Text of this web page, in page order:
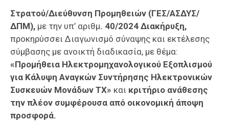
Στρατού/Διεύθυνση Προμηθειών (ΓΕΣ/ΑΣΔΥΣ/
ΔΠΜ), με την υπ’ αριθμ. 40/2024 Διακήρυξη,
προκηρύσσει Διαγωνισμό σύναψης και εκτέλεσης
σύμβασης με ανοικτή διαδικασία, με θέμα:
«Προμήθεια Ηλεκτρομηχανολογικού Εξοπλισμού
για Κάλυψη Αναγκών Συντήρησης Ηλεκτρονικών
Συσκευών Μονάδων ΤΧ» και κριτήριο ανάθεσης
την πλέον συμφέρουσα από οικονομική άποψη
προσφορά.